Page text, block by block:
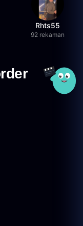
Rhts55
92 rekaman